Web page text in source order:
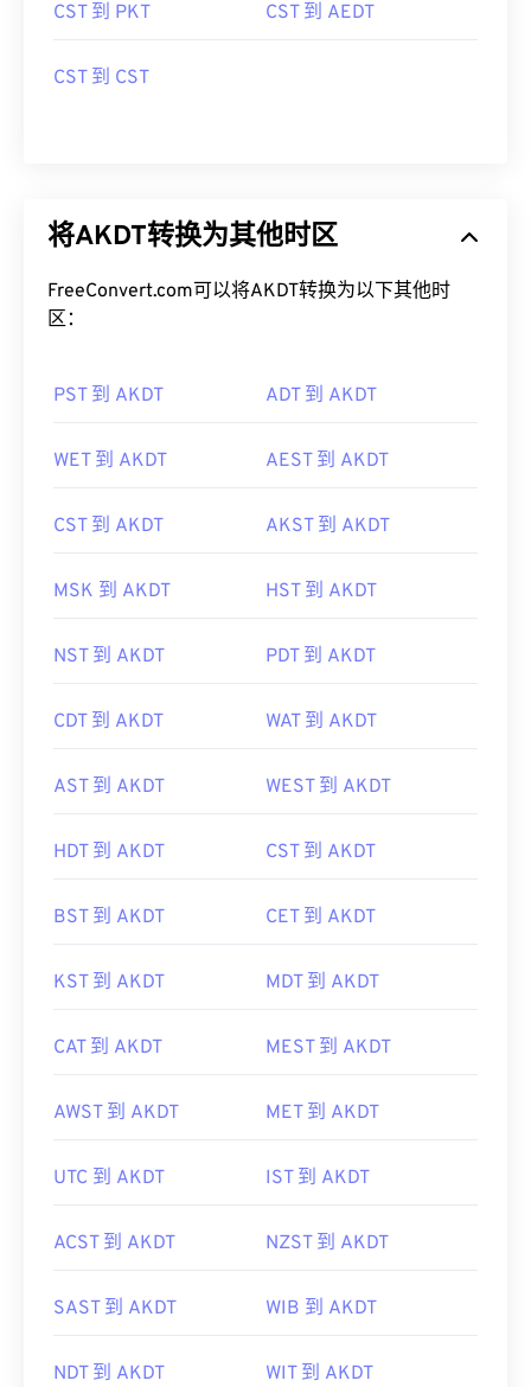
CST 到 PKT CST 到 AEDT
CST 到 CST
将AKDT转换为其他时区
FreeConvert.com可以将AKDT转换为以下其他时
区：
PST 到 AKDT ADT 到 AKDT
WET 到 AKDT AEST 到 AKDT
CST 到 AKDT AKST 到 AKDT
MSK 到 AKDT HST 到 AKDT
NST 到 AKDT PDT 到 AKDT
CDT 到 AKDT WAT 到 AKDT
AST 到 AKDT WEST 到 AKDT
HDT 到 AKDT CST 到 AKDT
BST 到 AKDT CET 到 AKDT
KST 到 AKDT MDT 到 AKDT
CAT 到 AKDT MEST 到 AKDT
AWST 到 AKDT MET 到 AKDT
UTC 到 AKDT IST 到 AKDT
ACST 到 AKDT NZST 到 AKDT
SAST 到 AKDT WIB 到 AKDT
NDT 到 AKDT WIT 到 AKDT